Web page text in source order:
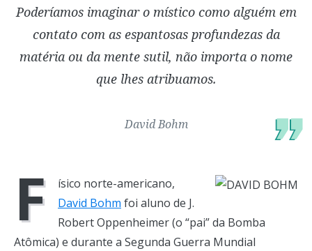
Poderíamos imaginar o místico como alguém em
contato com as espantosas profundezas da
matéria ou da mente sutil, não importa o nome
que lhes atribuamos.
David Bohm
F
ísico norte-americano,
David Bohm foi aluno de J.
Robert Oppenheimer (o “pai” da Bomba
Atômica) e durante a Segunda Guerra Mundial